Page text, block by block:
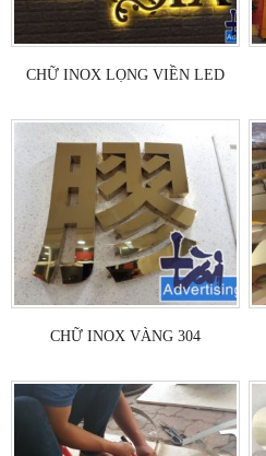
CHỮ INOX LỌNG VIỀN LED
CHỮ INOX VÀNG 304